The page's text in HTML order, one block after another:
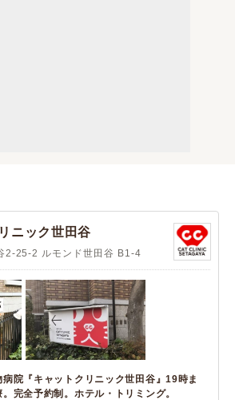
ニック世田谷
2-25-2 ルモンド世田谷 B1-4
院『キャットクリニック世田谷』19時ま
完全予約制。ホテル・トリミング。